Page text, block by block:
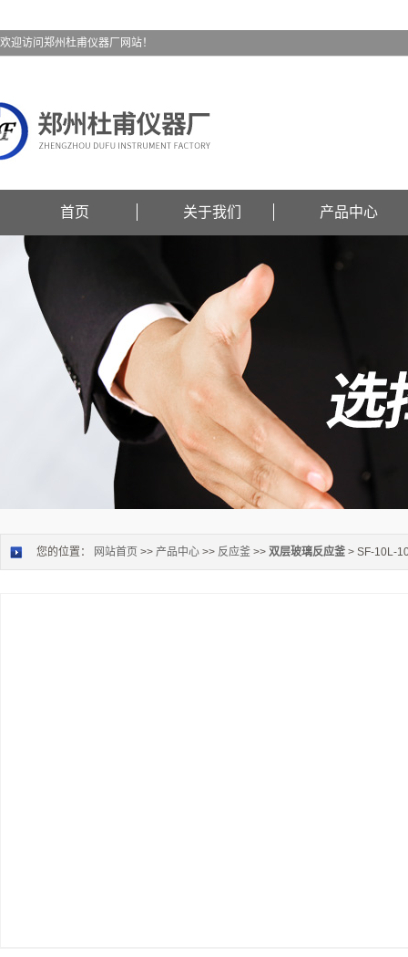
欢迎访问郑州杜甫仪器厂网站！
首页 关于我们 产品中心
您的位置： 网站首页 >> 产品中心 >> 反应釜 >> 双层玻璃反应釜 > SF-10L-